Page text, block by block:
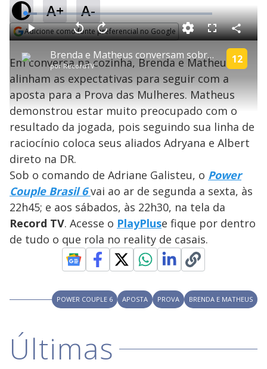
A+ A-
Adicione como fonte preferencial no Google
P
l
a
y
V
i
d
e
o
Brenda e Matheus conversam sobre a aposta para a Prova das Mulheres | Power Couple Brasil 6
por RecordTV
12
P V
t
a
r
0
s
e
g
n
d
o
s
A
a
n
ç
a
1
s
e
u
n
o
s
M
u
d
o
L
o
a
d
e
.
4
3
%
F
l
s
c
e
n
C
o
m
p
a
Em conversa na cozinha, Brenda e Matheus
alinham as expectativas para seguir com a
aposta para a Prova das Mulheres. Matheus
demonstrou estar muito preocupado com o
resultado da jogada, pois seguindo sua linha de
raciocínio coloca seus aliados Adryana e Albert
direto na DR.
Sob o comando de Adriane Galisteu, o Power
Couple Brasil 6vai ao ar de segunda a sexta, às
22h45; e aos sábados, às 22h30, na tela da
Record TV. Acesse o PlayPluse fique por dentro
de tudo o que rola no reality de casais.
POWER COUPLE 6 APOSTA PROVA BRENDA E MATHEUS
Últimas